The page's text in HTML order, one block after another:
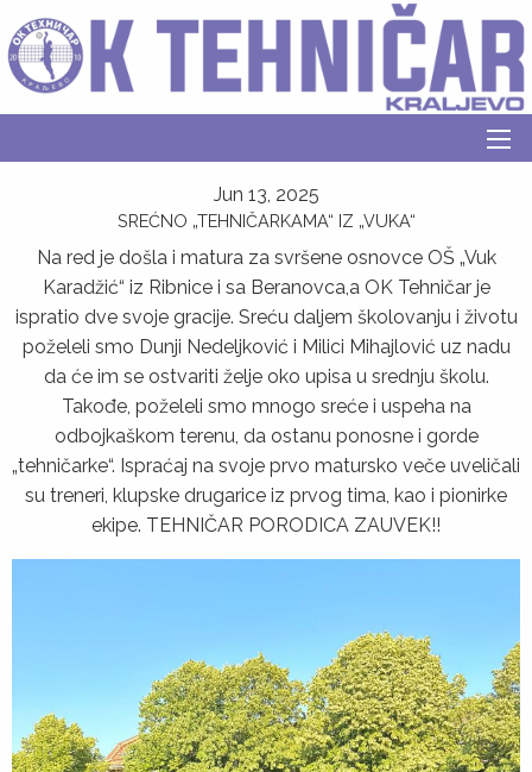
Jun 13, 2025
SREĆNO „TEHNIČARKAMA“ IZ „VUKA“
Na red je došla i matura za svršene osnovce OŠ „Vuk
Karadžić“ iz Ribnice i sa Beranovca,a OK Tehničar je
ispratio dve svoje gracije. Sreću dalјem školovanju i životu
poželeli smo Dunji Nedelјković i Milici Mihajlović uz nadu
da će im se ostvariti želјe oko upisa u srednju školu.
Takođe, poželeli smo mnogo sreće i uspeha na
odbojkaškom terenu, da ostanu ponosne i gorde
„tehničarke“. Ispraćaj na svoje prvo matursko veče uveličali
su treneri, klupske drugarice iz prvog tima, kao i pionirke
ekipe. TEHNIČAR PORODICA ZAUVEK!!